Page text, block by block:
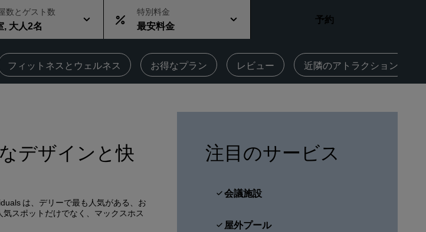
レストランを探す
デジタルサービス
Radisson Hotels アプリ
ポイントの使用方法
ポイントを獲得する方法
Bookers and Planners
会員になる
数とゲスト数
, 大人2名
特別料金
最安料金 予約
‌フィットネスとウェルネス お得なプラン レビュー 近隣のアトラクション
デザインと快
は、デリーで最も人気がある、お
スポットだけでなく、マックスホス
注目のサービス
会議施設
屋外プール